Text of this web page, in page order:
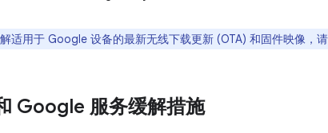
解适用于 Google 设备的最新无线下载更新 (OTA) 和固件映像，
Google 服务缓解措施